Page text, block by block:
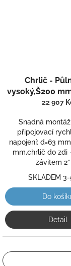
Chrlič -
vysoký,Š200
75 mm,AISI22 907
Snadná
připojovací
napojení: d=63
mm,chrlič do zdi
závitem
SKLADEM
Do
Detail